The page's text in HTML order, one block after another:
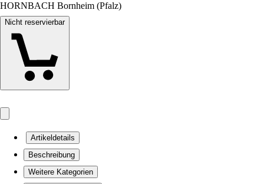
HORNBACH Bornheim (Pfalz)
Nicht reservierbar
Artikeldetails
Beschreibung
Weitere Kategorien